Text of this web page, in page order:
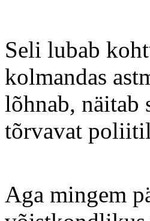
Seli lubab
kolmandas
lõhnab, näitab
tõrvavat
Aga mingem